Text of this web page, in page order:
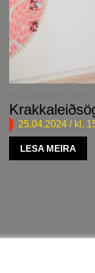
25.04.2024 / kl.
LESA MEIRA